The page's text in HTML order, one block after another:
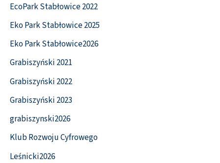
EcoPark Stabłowice 2022
Eko Park Stabłowice 2025
Eko Park Stabłowice2026
Grabiszyński 2021
Grabiszyński 2022
Grabiszyński 2023
grabiszynski2026
Klub Rozwoju Cyfrowego
Leśnicki2026